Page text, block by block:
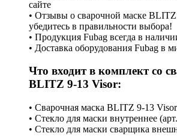
сайте
• Отзывы о сварочной маске
убедитесь в правильности выбора!
• Продукция Fubag всегда в
• Доставка оборудования Fubag в
Что входит в комплект со
BLITZ 9-13 Visor:
• Сварочная маска BLITZ 9-13 Visor
• Стекло для маски внутреннее
• Стекло для маски сварщика